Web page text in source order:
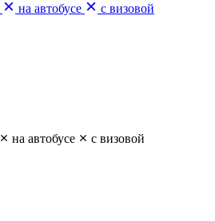
на автобусе
с визовой
на автобусе
с визовой